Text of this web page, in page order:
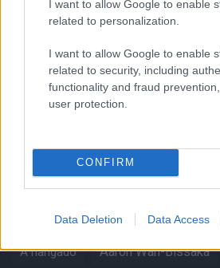
I want to allow Google to enable
related to personalization.
I want to allow Google to enable
related to security, including
functionality and fraud
user protection.
CONFIRM
Data Deletion Data Access
Kapcsolódó hírek
Címkék
A hangadó Aaron Wan-Bissaka